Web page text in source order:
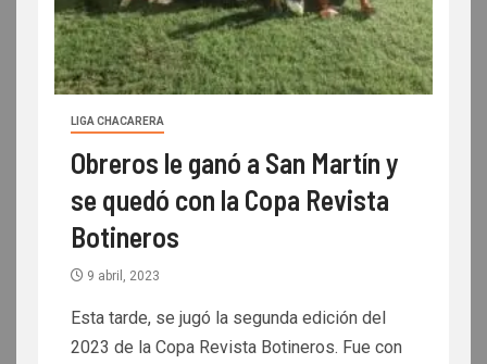
LIGA CHACARERA
Obreros le ganó a San Martín y
se quedó con la Copa Revista
Botineros
9 abril, 2023
Esta tarde, se jugó la segunda edición del
2023 de la Copa Revista Botineros. Fue con